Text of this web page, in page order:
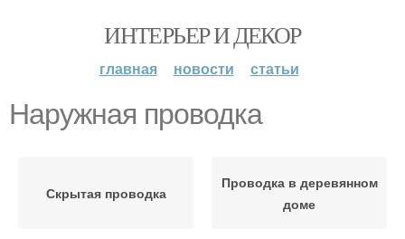
ИНТЕРЬЕР И ДЕКОР
главная новости статьи
Наружная проводка
Скрытая проводка
Проводка в деревянном
доме